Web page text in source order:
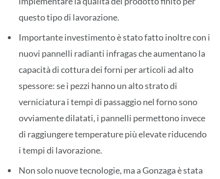
questo tipo di lavorazione.
Importante investimento è stato fatto inoltre con i
nuovi pannelli radianti infragas che aumentano la
capacità di cottura dei forni per articoli ad alto
spessore: se i pezzi hanno un alto strato di
verniciatura i tempi di passaggio nel forno sono
ovviamente dilatati, i pannelli permettono invece
di raggiungere temperature più elevate riducendo
i tempi di lavorazione.
Non solo nuove tecnologie, ma a Gonzaga è stata